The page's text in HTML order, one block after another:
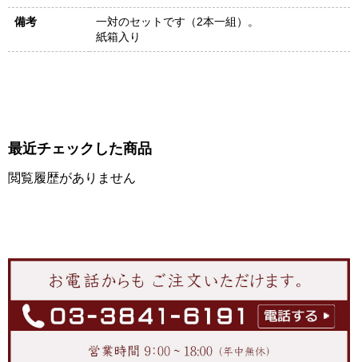
備考
一対のセットです（2本一組）。
紙箱入り
最近チェックした商品
閲覧履歴がありません